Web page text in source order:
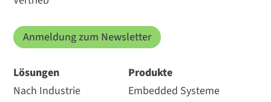
Anmeldung zum Newsletter
Lösungen
Nach Industrie
Produkte
Embedded Systeme